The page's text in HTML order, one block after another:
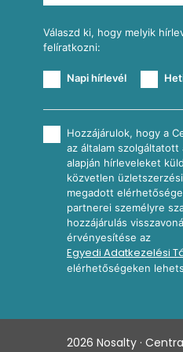
Válaszd ki, hogy melyik
felíratkozni:
Napi hírlevél
Hozzájárulok, hogy a
az általam
alapján hírleveleket
közvetlen
megadott
partnerei személyre
hozzájárulás
érvényesítése az
Egyedi Adatkezelési
elérhetőségeken
2026 Nosalty ·